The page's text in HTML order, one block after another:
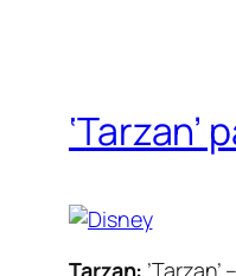
‘Tarzan’